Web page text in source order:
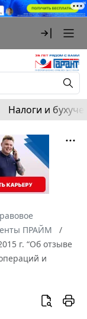
Налоги и
ПРАЙМ
г. “Об отзыве
и